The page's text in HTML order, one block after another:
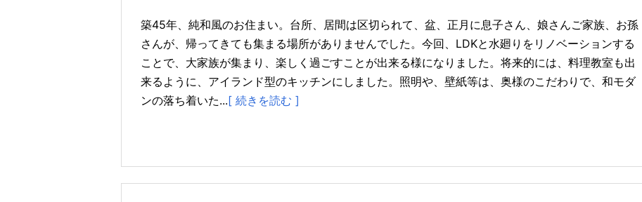
築45年、純和風のお住まい。台所、居間は区切られて、盆、正月に息子さん、娘さんご家族、お孫
さんが、帰ってきても集まる場所がありませんでした。今回、LDKと水廻りをリノベーションする
ことで、大家族が集まり、楽しく過ごすことが出来る様になりました。将来的には、料理教室も出
来るように、アイランド型のキッチンにしました。照明や、壁紙等は、奥様のこだわりで、和モダ
ンの落ち着いた...[ 続きを読む ]